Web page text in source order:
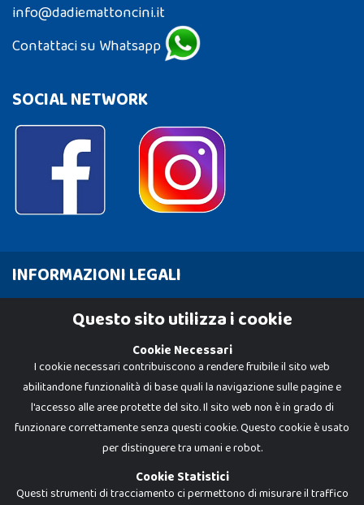
info@dadiemattoncini.it
Contattaci su Whatsapp
SOCIAL NETWORK
INFORMAZIONI LEGALI
Cookie PolicyQuesto sito utilizza i cookie
Cookie Necessari
I cookie necessari contribuiscono a rendere fruibile il sito web
abilitandone funzionalità di base quali la navigazione sulle pagine e
l'accesso alle aree protette del sito. Il sito web non è in grado di
funzionare correttamente senza questi cookie. Questo cookie è usato
per distinguere tra umani e robot.
Cookie Statistici
Questi strumenti di tracciamento ci permettono di misurare il traffico